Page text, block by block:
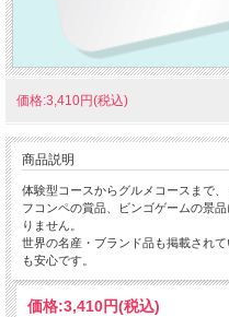
価格:3,410円(税込)
商品説明
体験型コースからグルメコースまで
フコンペの賞品、ビンゴゲームの景
りません。
世界の名産・ブランド品も掲載され
も安心です。
価格:3,410円(税込)